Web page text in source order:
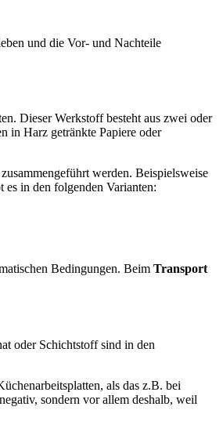
und die Vor- und Nachteile
Dieser Werkstoff besteht aus zwei oder
in Harz getränkte Papiere oder
werden. Beispielsweise
in den folgenden Varianten:
Bedingungen. Beim Transport
oder Schichtstoff sind in den
als das z.B. bei
sondern vor allem deshalb, weil